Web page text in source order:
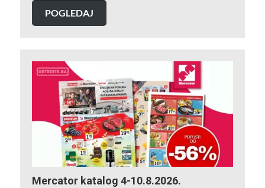
POGLEDAJ
Mercator katalog 4-10.8.2026.